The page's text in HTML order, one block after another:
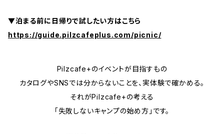
▼泊まる前に日帰りで試したい方はこちら
https://guide.pilzcafeplus.com/picnic/
Pilzcafe+のイベントが目指すもの
カタログやSNSでは分からないことを、実体験で確かめる。
それがPilzcafe+の考える
「失敗しないキャンプの始め方」です。